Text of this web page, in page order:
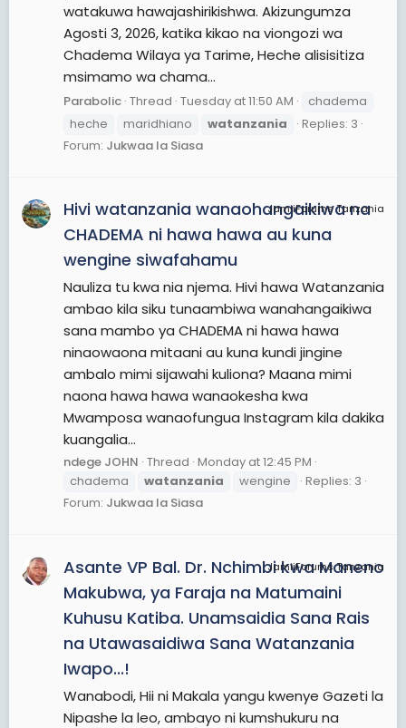
watakuwa hawajashirikishwa. Akizungumza
Agosti 3, 2026, katika kikao na viongozi wa
Chadema Wilaya ya Tarime, Heche alisisitiza
msimamo wa chama...
Parabolic Thread Tuesday at 11:50 AM
chadema
heche
maridhiano watanzania
Replies: 3
Forum: Jukwaa la Siasa
JamiiForums Tanzania
Hivi watanzania wanaohangaikiwa na
CHADEMA ni hawa hawa au kuna
wengine siwafahamu
Nauliza tu kwa nia njema. Hivi hawa Watanzania
ambao kila siku tunaambiwa wanahangaikiwa
sana mambo ya CHADEMA ni hawa hawa
ninaowaona mitaani au kuna kundi jingine
ambalo mimi sijawahi kuliona? Maana mimi
naona hawa hawa wanaokesha kwa
Mwamposa wanaofungua Instagram kila dakika
kuangalia...
ndege JOHN Thread Monday at 12:45 PM
chadema
watanzania wengine
Replies: 3
Forum: Jukwaa la Siasa
JamiiForums Tanzania
Asante VP Bal. Dr. Nchimbi kwa Maneno
Makubwa, ya Faraja na Matumaini
Kuhusu Katiba. Unamsaidia Sana Rais
na Utawasaidiwa Sana Watanzania
Iwapo...!
Wanabodi, Hii ni Makala yangu kwenye Gazeti la
Nipashe la leo, ambayo ni kumshukuru na